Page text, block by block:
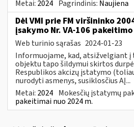
Metai: 2024 Pagrindinis: Naujiena
Dėl VMI prie FM viršininko
įsakymo Nr. VA-106 pakeitimo
Web turinio sąrašas 2024-01-23
Informuojame, kad, atsižvelgiant į
objektu tapo šildymui skirtos
Respublikos akcizų įstatymo
nurodyti asmenys, susiklosčius AĮ...
Metai: 2024 Mokesčių įstatymų
pakeitimai nuo 2024 m.